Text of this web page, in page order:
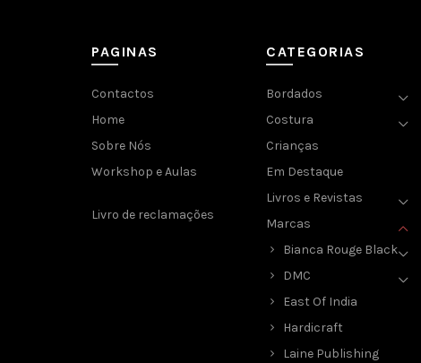
PAGINAS
Contactos
Home
Sobre Nós
Workshop e Aulas
Livro de reclamações
CATEGORIAS
Bordados
Costura
Crianças
Em Destaque
Livros e Revistas
Marcas
Bianca Rouge Black
DMC
East Of India
Hardicraft
Laine Publishing